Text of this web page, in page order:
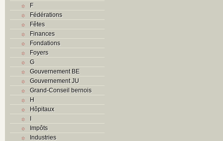
F
Fédérations
Fêtes
Finances
Fondations
Foyers
G
Gouvernement BE
Gouvernement JU
Grand-Conseil bernois
H
Hôpitaux
I
Impôts
Industries